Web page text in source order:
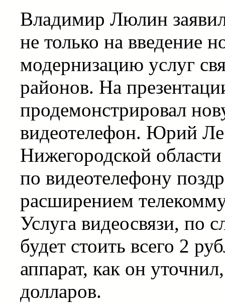
Владимир Люлин
не только на введение
модернизацию услуг
районов. На
продемонстрировал
видеотелефон. Юрий
Нижегородской
по видеотелефону
расширением
Услуга видеосвязи, по
будет стоить всего 2
аппарат, как он
долларов.